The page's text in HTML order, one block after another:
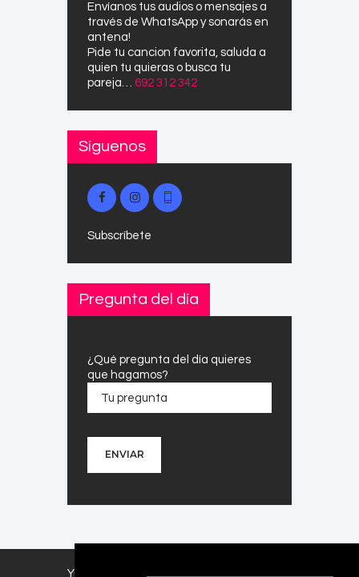
Envíanos tus audios o mensajes a
través de WhatsApp y sonarás en
antena!
Pide tu cancion favorita, saluda a
quien tu quieras o busca tu
pareja… 692 312 342
Síguenos
Subscríbete
Pregunta del día
¿Qué pregunta del día quieres
que hagamos?
Yuh FM ©. Todos los derechos